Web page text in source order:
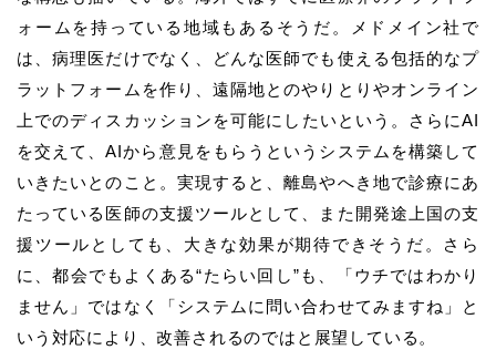
ォームを持っている地域もあるそうだ。メドメイン社で
は、病理医だけでなく、どんな医師でも使える包括的なプ
ラットフォームを作り、遠隔地とのやりとりやオンライン
上でのディスカッションを可能にしたいという。さらにAI
を交えて、AIから意見をもらうというシステムを構築して
いきたいとのこと。実現すると、離島やへき地で診療にあ
たっている医師の支援ツールとして、また開発途上国の支
援ツールとしても、大きな効果が期待できそうだ。さら
に、都会でもよくある“たらい回し”も、「ウチではわかり
ません」ではなく「システムに問い合わせてみますね」と
いう対応により、改善されるのではと展望している。